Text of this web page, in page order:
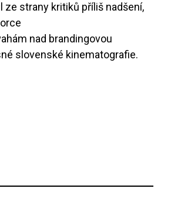
ze strany kritiků příliš nadšení,
nad brandingovou
slovenské kinematografie.